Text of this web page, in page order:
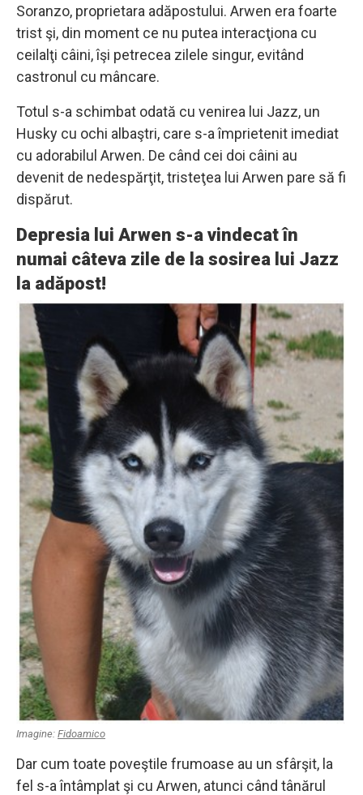
Soranzo, proprietara adăpostului. Arwen era foarte
trist şi, din moment ce nu putea interacţiona cu
ceilalţi câini, îşi petrecea zilele singur, evitând
castronul cu mâncare.
Totul s-a schimbat odată cu venirea lui Jazz, un
Husky cu ochi albaştri, care s-a împrietenit imediat
cu adorabilul Arwen. De când cei doi câini au
devenit de nedespărţit, tristeţea lui Arwen pare să fi
dispărut.
Depresia lui Arwen s-a vindecat în
numai câteva zile de la sosirea lui Jazz
la adăpost!
Imagine: Fidoamico
Dar cum toate poveştile frumoase au un sfârşit, la
fel s-a întâmplat şi cu Arwen, atunci când tânărul